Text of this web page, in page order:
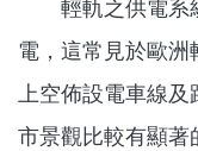
輕軌之供電系
電，這常見於歐洲
上空佈設電車線
市景觀比較有顯著